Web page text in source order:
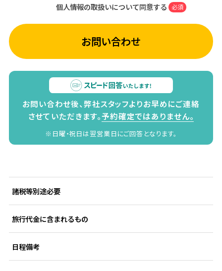
個人情報の取扱いについて同意する 必須
お問い合わせ
お問い合わせ後、弊社スタッフよりお早めにご連絡
させていただきます。予約確定ではありません。
※日曜・祝日は翌営業日にご回答となります。
諸税等別途必要
旅行代金に含まれるもの
日程備考